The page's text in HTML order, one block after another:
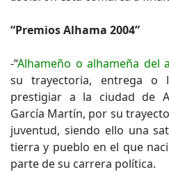
“Premios Alhama 2004”
-“Alhameño o alhameña del
su trayectoria, entrega o
prestigiar a la ciudad de
García Martín, por su
juventud, siendo ello una
tierra y pueblo en el que
parte de su carrera política.